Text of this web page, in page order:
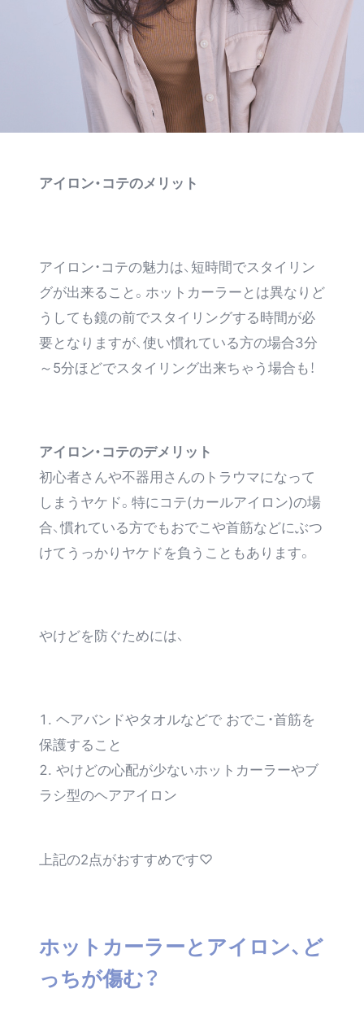
アイロン・コテのメリット
アイロン・コテの魅力は、短時間でスタイリン
グが出来ること。ホットカーラーとは異なりど
うしても鏡の前でスタイリングする時間が必
要となりますが、使い慣れている方の場合3分
～5分ほどでスタイリング出来ちゃう場合も！
アイロン・コテのデメリット
初心者さんや不器用さんのトラウマになって
しまうヤケド。特にコテ(カールアイロン)の場
合、慣れている方でもおでこや首筋などにぶつ
けてうっかりヤケドを負うこともあります。
やけどを防ぐためには、
ヘアバンドやタオルなどで おでこ・首筋を
保護すること
やけどの心配が少ないホットカーラーやブ
ラシ型のヘアアイロン
上記の2点がおすすめです♡
ホットカーラーとアイロン、ど
っちが傷む？